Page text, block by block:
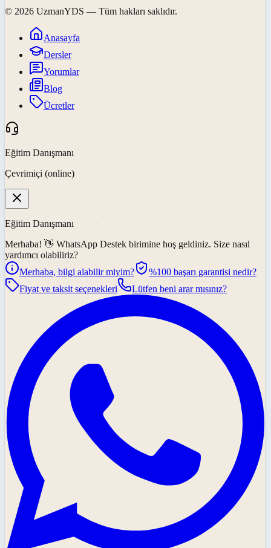
© 2026 UzmanYDS — Tüm hakları saklıdır.
Anasayfa
Dersler
Yorumlar
Blog
Ücretler
Eğitim Danışmanı
Çevrimiçi (online)
Eğitim Danışmanı
Merhaba! 👋 WhatsApp Destek birimine hoş geldiniz. Size nasıl
yardımcı olabiliriz?
Merhaba, bilgi alabilir miyim?
%100 başarı garantisi nedir?
Fiyat ve taksit seçenekleri
Lütfen beni arar mısınız?